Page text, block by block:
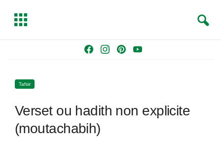
o
k
g
r
Y
b
T
g
e
a
Tafsir
Verset ou hadith non explicite
(moutachabih)